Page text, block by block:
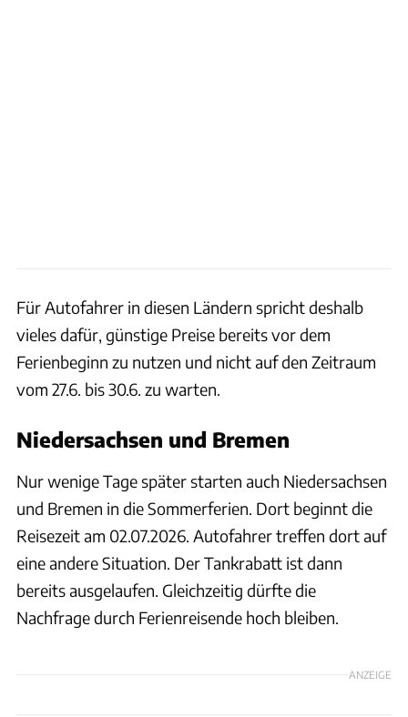
Für Autofahrer in diesen Ländern spricht deshalb
vieles dafür, günstige Preise bereits vor dem
Ferienbeginn zu nutzen und nicht auf den Zeitraum
vom 27.6. bis 30.6. zu warten.
Niedersachsen und Bremen
Nur wenige Tage später starten auch Niedersachsen
und Bremen in die Sommerferien. Dort beginnt die
Reisezeit am 02.07.2026. Autofahrer treffen dort auf
eine andere Situation. Der Tankrabatt ist dann
bereits ausgelaufen. Gleichzeitig dürfte die
Nachfrage durch Ferienreisende hoch bleiben.
ANZEIGE